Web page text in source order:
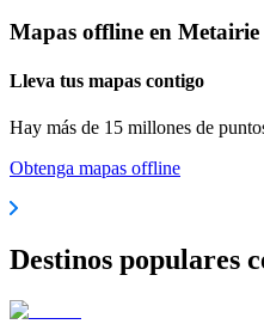
Mapas offline en Metairie
Lleva tus mapas contigo
Hay más de 15 millones de
Obtenga mapas offline
Destinos populares